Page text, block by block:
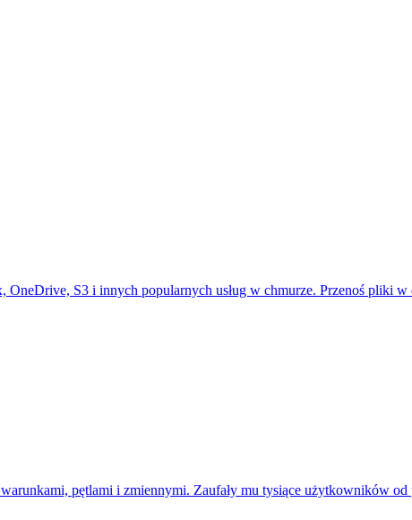
S3 i innych popularnych usług w chmurze. Przenoś pliki
pętlami i zmiennymi. Zaufały mu tysiące użytkowników od